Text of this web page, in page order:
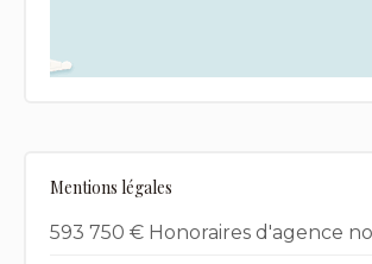
Mentions légales
593 750 € Honoraires d'agence